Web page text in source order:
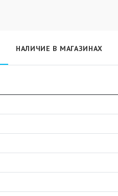
НАЛИЧИЕ В МАГАЗИНАХ